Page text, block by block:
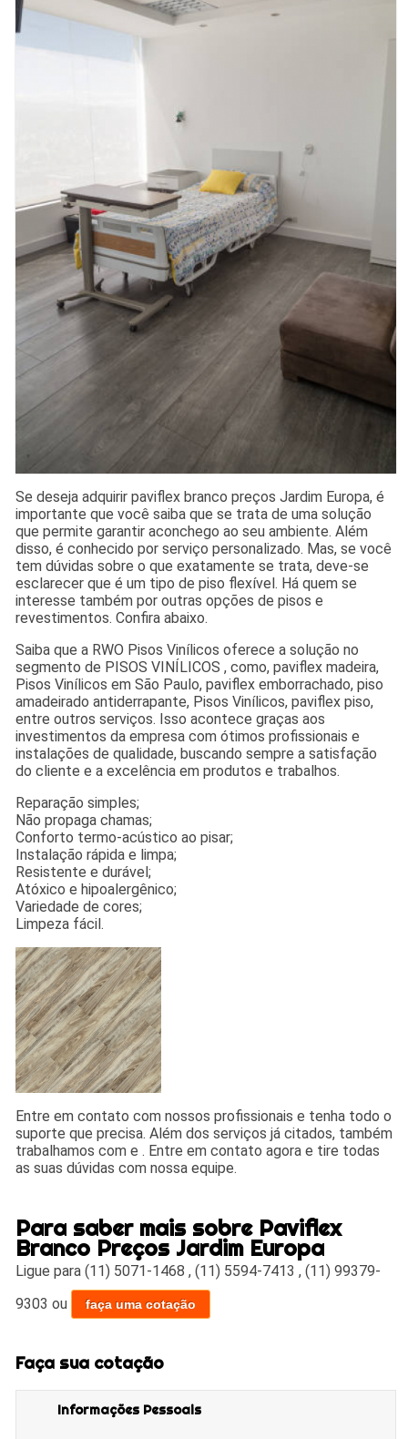
Se deseja adquirir paviflex branco preços Jardim Europa, é
importante que você saiba que se trata de uma solução
que permite garantir aconchego ao seu ambiente. Além
disso, é conhecido por serviço personalizado. Mas, se você
tem dúvidas sobre o que exatamente se trata, deve-se
esclarecer que é um tipo de piso flexível. Há quem se
interesse também por outras opções de pisos e
revestimentos. Confira abaixo.
Saiba que a RWO Pisos Vinílicos oferece a solução no
segmento de PISOS VINÍLICOS , como, paviflex madeira,
Pisos Vinílicos em São Paulo, paviflex emborrachado, piso
amadeirado antiderrapante, Pisos Vinílicos, paviflex piso,
entre outros serviços. Isso acontece graças aos
investimentos da empresa com ótimos profissionais e
instalações de qualidade, buscando sempre a satisfação
do cliente e a excelência em produtos e trabalhos.
Reparação simples;
Não propaga chamas;
Conforto termo-acústico ao pisar;
Instalação rápida e limpa;
Resistente e durável;
Atóxico e hipoalergênico;
Variedade de cores;
Limpeza fácil.
Entre em contato com nossos profissionais e tenha todo o
suporte que precisa. Além dos serviços já citados, também
trabalhamos com e . Entre em contato agora e tire todas
as suas dúvidas com nossa equipe.
Para saber mais sobre Paviflex
Branco Preços Jardim Europa
Ligue para(11) 5071-1468 ,(11) 5594-7413 ,(11) 99379-
9303 ou faça uma cotação
Faça sua cotação
Informações Pessoais